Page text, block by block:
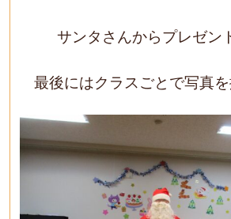
サンタさんからプレゼン
最後にはクラスごとで写真を